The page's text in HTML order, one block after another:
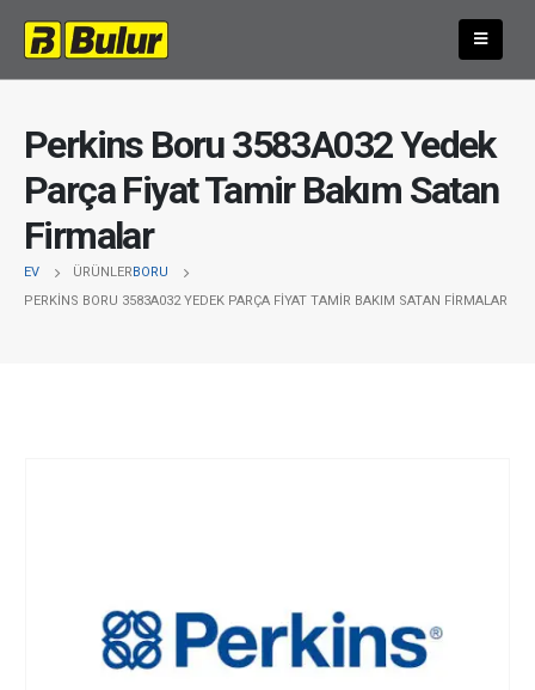
Perkins Boru 3583A032 Yedek
Parça Fiyat Tamir Bakım Satan
Firmalar
EV ÜRÜNLERBORU
PERKINS BORU 3583A032 YEDEK PARÇA FIYAT TAMIR BAKIM SATAN FIRMALAR